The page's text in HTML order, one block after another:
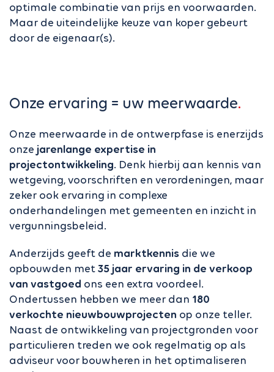
optimale combinatie van prijs en voorwaarden.
Maar de uiteindelijke keuze van koper gebeurt
door de eigenaar(s).
Onze ervaring = uw meerwaarde
Onze meerwaarde in de ontwerpfase is enerzijds
onze jarenlange expertise in
projectontwikkeling. Denk hierbij aan kennis van
wetgeving, voorschriften en verordeningen, maar
zeker ook ervaring in complexe
onderhandelingen met gemeenten en inzicht in
vergunningsbeleid.
Anderzijds geeft de marktkennis die we
opbouwden met35 jaar ervaring in de verkoop
van vastgoed ons een extra voordeel.
Ondertussen hebben we meer dan 180
verkochte nieuwbouwprojecten op onze teller.
Naast de ontwikkeling van projectgronden voor
particulieren treden we ook regelmatig op als
adviseur voor bouwheren in het optimaliseren